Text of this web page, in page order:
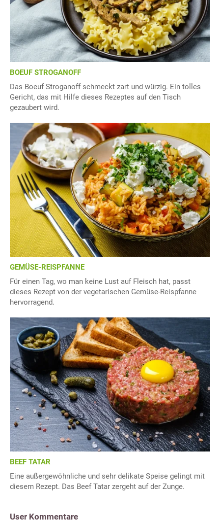
BOEUF STROGANOFF
Das Boeuf Stroganoff schmeckt zart und würzig. Ein tolles
Gericht, das mit Hilfe dieses Rezeptes auf den Tisch
gezaubert wird.
GEMÜSE-REISPFANNE
Für einen Tag, wo man keine Lust auf Fleisch hat, passt
dieses Rezept von der vegetarischen Gemüse-Reispfanne
hervorragend.
BEEF TATAR
Eine außergewöhnliche und sehr delikate Speise gelingt mit
diesem Rezept. Das Beef Tatar zergeht auf der Zunge.
User Kommentare